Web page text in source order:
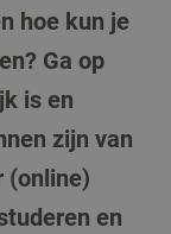
hoe kun je
Ga op
is en
zijn van
(online)
en